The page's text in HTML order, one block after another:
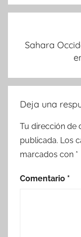
Sahara
Deja una
Tu dirección de
publicada. Los
marcados con *
Comentario *